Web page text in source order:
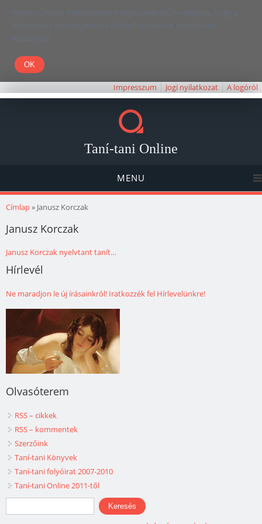
Kedves Olvasó! Weboldalunk böngészésével Ön elfogadja, hogy a
felhasználói élmény javítása céljából cookie-kat használunk.
Köszönjük!
Impresszum Jogi nyilatkozat A logóról
Taní-tani Online
MENU
Jelenlegi hely
Címlap» Janusz Korczak
Janusz Korczak
Janusz Korczak nyelvtant tanít…
Hírlevél
Ne maradjon le új írásainkról! Iratkozzék fel Hírlevelünkre!
Olvasóterem
RSS – cikkek
RSS – kommentek
Szerzőink
Taní-tani Könyvek
Taní-tani folyóirat 2007-2010
Taní-tani Online 2011-től
Keresés űrlap
Keresés